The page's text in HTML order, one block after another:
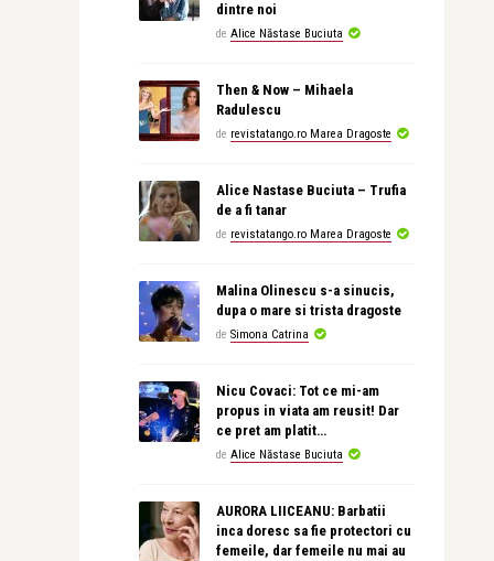
dintre noi
de Alice Năstase Buciuta
Then & Now – Mihaela
Radulescu
de revistatango.ro Marea Dragoste
Alice Nastase Buciuta – Trufia
de a fi tanar
de revistatango.ro Marea Dragoste
Malina Olinescu s-a sinucis,
dupa o mare si trista dragoste
de Simona Catrina
Nicu Covaci: Tot ce mi-am
propus in viata am reusit! Dar
ce pret am platit…
de Alice Năstase Buciuta
AURORA LIICEANU: Barbatii
inca doresc sa fie protectori cu
femeile, dar femeile nu mai au